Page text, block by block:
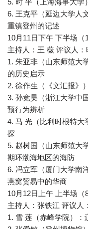
6. 王克平（延边大学人
重镇登州的记述
10月11日下午 下半场（
主持人：王 薇 评议人：
1. 朱亚非（山东师范大
的历史启示
2. 徐作生（《文汇报》
3. 孙竞昊（浙江大学中
预行为辨析
4. 马 光（比利时根特大
探
5. 赵树国（山东师范大
期环渤海地区的海防
6. 冯立军（厦门大学南
燕窝贸易中的华商
10月12日上午 上半场（
主持人：张铁江 评议人
1. 雪 莲（赤峰学院）：